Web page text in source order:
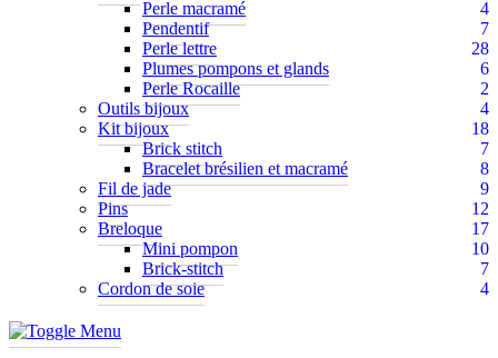
Perle macramé
4
Pendentif
7
Perle lettre
28
Plumes pompons et glands
6
Perle Rocaille
2
Outils bijoux
4
Kit bijoux
18
Brick stitch
7
Bracelet brésilien et macramé
8
Fil de jade
9
Pins
12
Breloque
17
Mini pompon
10
Brick-stitch
7
Cordon de soie
4